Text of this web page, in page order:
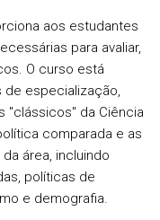
aos estudantes
para avaliar,
O curso está
de especialização,
"clássicos" da Ciência
comparada e as
área, incluindo
políticas de
e demografia.